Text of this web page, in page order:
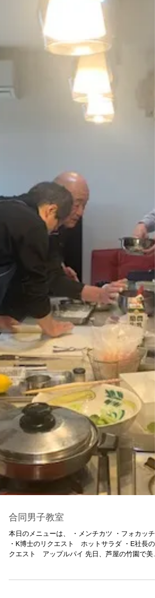
です。 料理教室後5時間後に報告メールが届き
ました。 ＾＾素晴らしい（拍手） 綺麗に出来て
すね パイ生地が出来たら 色々な物にチャレンジ
てみてください タルト ミートパイ パイクッキ
etc